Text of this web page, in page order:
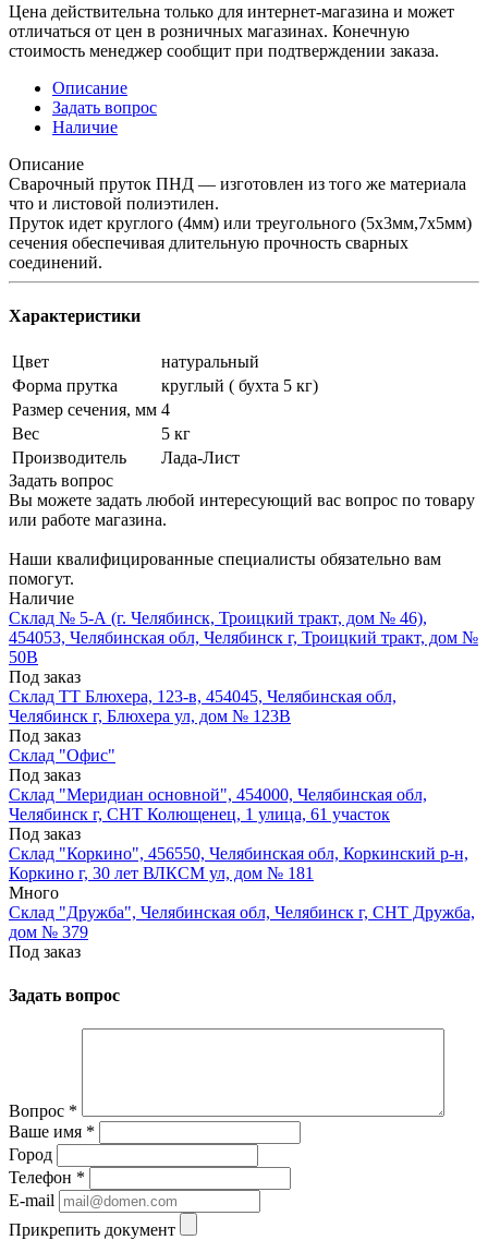
Цена действительна только для интернет-магазина и может
отличаться от цен в розничных магазинах. Конечную
стоимость менеджер сообщит при подтверждении заказа.
Описание
Задать вопрос
Наличие
Описание
Сварочный пруток ПНД — изготовлен из того же материала
что и листовой полиэтилен.
Пруток идет круглого (4мм) или треугольного (5х3мм,7х5мм)
сечения обеспечивая длительную прочность сварных
соединений.
Характеристики
Цвет
натуральный
Форма прутка
круглый ( бухта 5 кг)
Размер сечения, мм 4
Вес
5 кг
Производитель
Лада-Лист
Задать вопрос
Вы можете задать любой интересующий вас вопрос по товару
или работе магазина.
Наши квалифицированные специалисты обязательно вам
помогут.
Наличие
Склад № 5-А (г. Челябинск, Троицкий тракт, дом № 46),
454053, Челябинская обл, Челябинск г, Троицкий тракт, дом №
50В
Под заказ
Склад ТТ Блюхера, 123-в, 454045, Челябинская обл,
Челябинск г, Блюхера ул, дом № 123В
Под заказ
Склад "Офис"
Под заказ
Склад "Меридиан основной", 454000, Челябинская обл,
Челябинск г, СНТ Колющенец, 1 улица, 61 участок
Под заказ
Склад "Коркино", 456550, Челябинская обл, Коркинский р-н,
Коркино г, 30 лет ВЛКСМ ул, дом № 181
Много
Склад "Дружба", Челябинская обл, Челябинск г, СНТ Дружба,
дом № 379
Под заказ
Задать вопрос
Вопрос *
Ваше имя *
Город
Телефон *
E-mail
Прикрепить документ